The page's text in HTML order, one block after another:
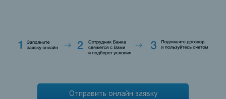
Отправить онлайн заявку